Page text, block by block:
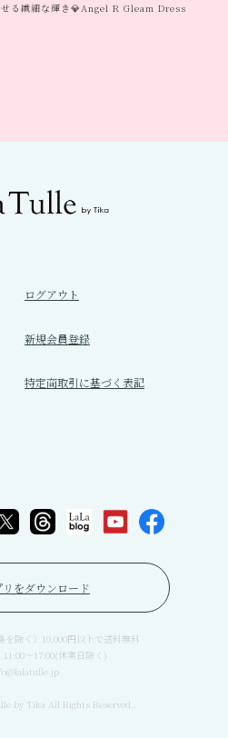
る繊細な輝き💎Angel R Gleam Dress
ログアウト
新規会員登録
特定商取引に基づく表記
をダウンロード
を除く）10,000円以上で送料無料
〜17:00(休業日除く)
by Tika All Rights Reserved..